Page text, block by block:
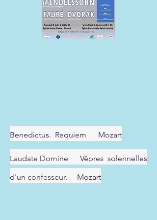
Benedictus. Requiem Mozart
Laudate Domine Vêpres solennelles
d'un confesseur. Mozart